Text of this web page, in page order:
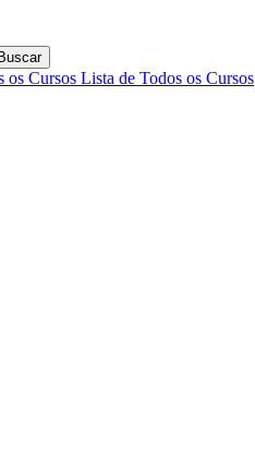
Buscar
os Cursos Lista de Todos os Cursos